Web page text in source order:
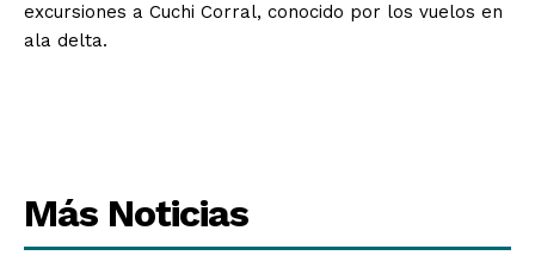
excursiones a Cuchi Corral, conocido por los vuelos en
ala delta.
Más Noticias